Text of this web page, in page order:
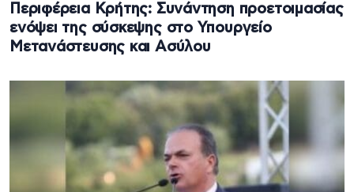
Περιφέρεια Κρήτης: Συνάντηση προετοιμασίας
ενόψει της σύσκεψης στο Υπουργείο
Μετανάστευσης και Ασύλου